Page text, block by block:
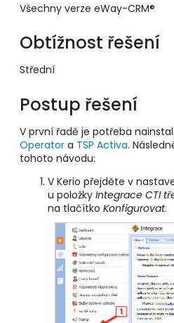
Všechny verze eWay-CRM®
Obtížnost řešení
Střední
Postup řešení
V první řadě je potřeba
Operator a TSP Activa.
tohoto návodu:
V Kerio přejděte v
u položky Integrace CTI
na tlačítko Konfigurovat.